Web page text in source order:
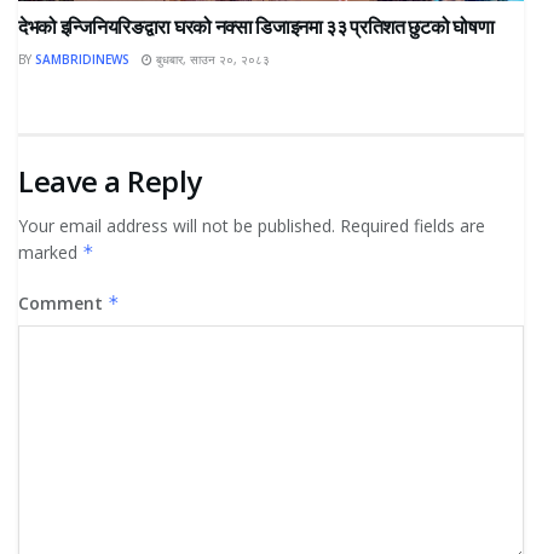
देभको इन्जिनियरिङद्वारा घरको नक्सा डिजाइनमा ३३ प्रतिशत छुटको घोषणा
BY SAMBRIDINEWS बुधबार, साउन २०, २०८३
Leave a Reply
Your email address will not be published. Required fields are
marked *
Comment *